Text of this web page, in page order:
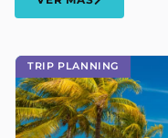
TRIP PLANNING